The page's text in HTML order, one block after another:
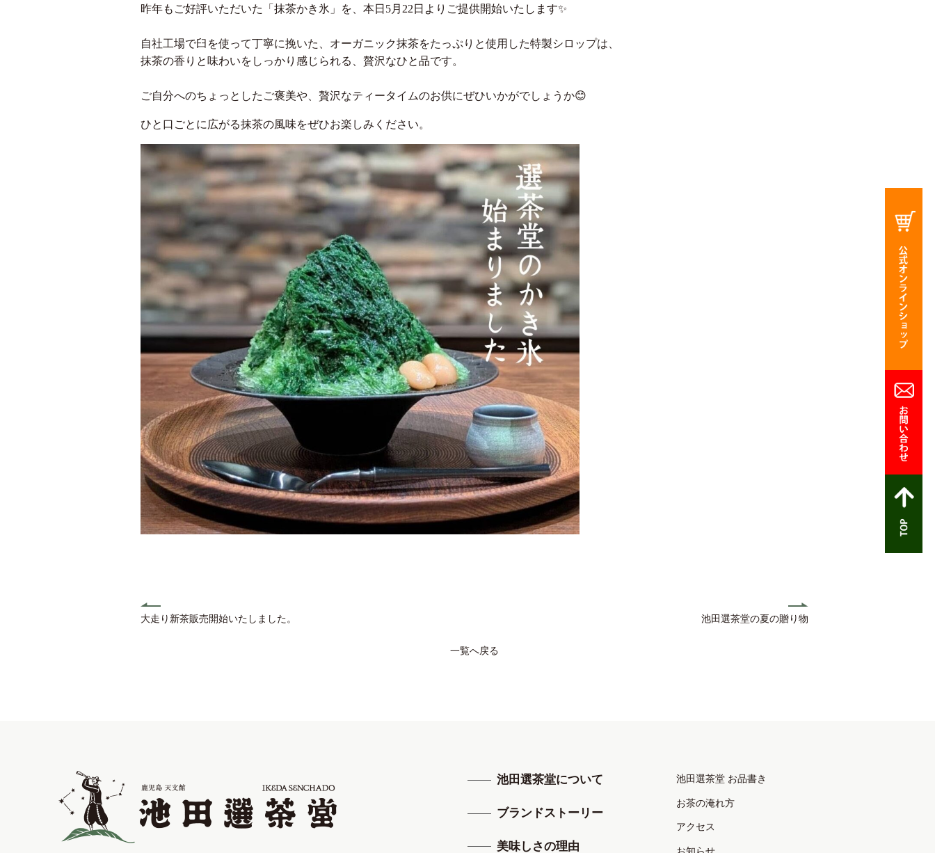
昨年もご好評いただいた「抹茶かき氷」を、本日5月22日よりご提供開始いたします✨
​自社工場で臼を使って丁寧に挽いた、オーガニック抹茶をたっぷりと使用した特製シロップは、
抹茶の香りと味わいをしっかり感じられる、贅沢なひと品です。
​ご自分へのちょっとしたご褒美や、贅沢なティータイムのお供にぜひいかがでしょうか😊
​ひと口ごとに広がる抹茶の風味をぜひお楽しみください。
大走り新茶販売開始いたしました。
一覧へ戻る
池田選茶堂の夏の贈り物
池田選茶堂について
ブランドストーリー
美味しさの理由
池田選茶堂 お品書き
お茶の淹れ方
アクセス
お知らせ
お問合わせ